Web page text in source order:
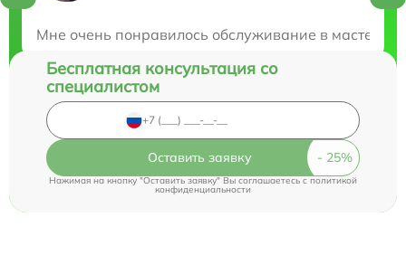
Мне очень понравилось обслуживание в
Бесплатная консультация со
специалистом
Оставить заявку
Нажимая на кнопку "Оставить заявку" Вы соглашаетесь cполитикой
конфиденциальности